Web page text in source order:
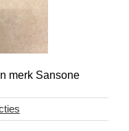
merk Sansone